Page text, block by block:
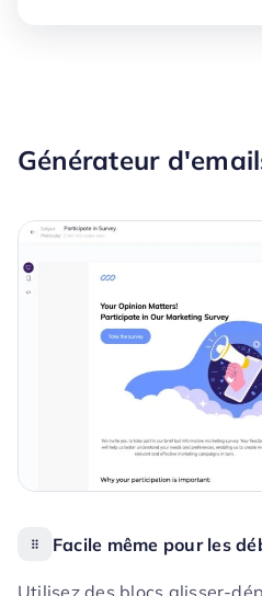
Générateur
Facile même pour les
Utilisez des blocs glisser-